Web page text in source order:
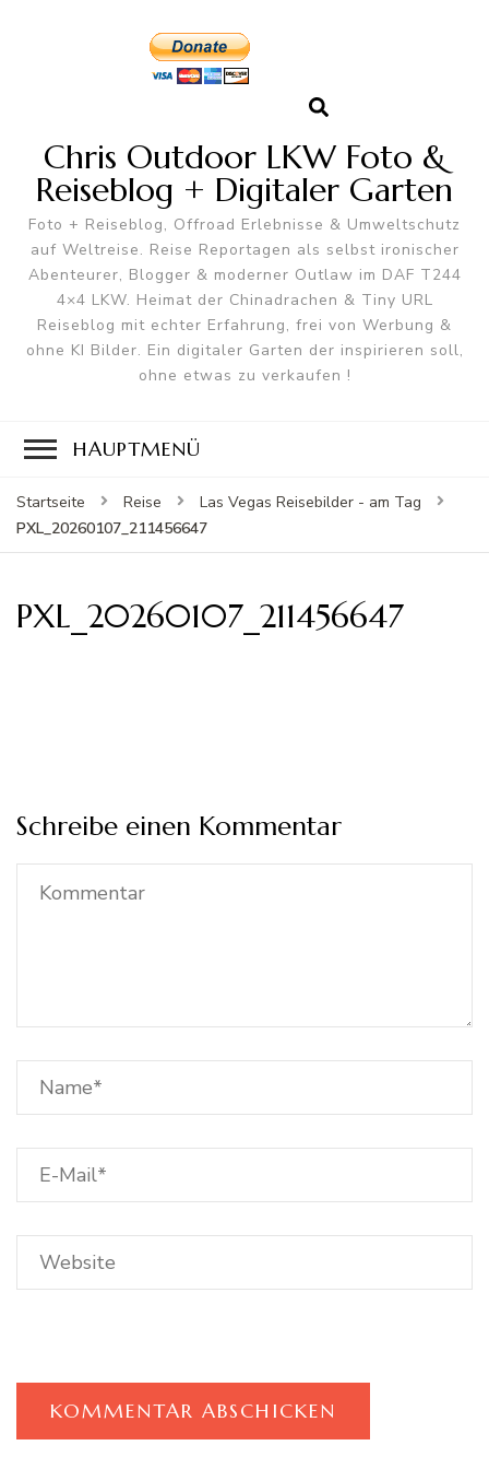
Chris Outdoor LKW Foto &
Reiseblog + Digitaler Garten
Foto + Reiseblog, Offroad Erlebnisse & Umweltschutz
auf Weltreise. Reise Reportagen als selbst ironischer
Abenteurer, Blogger & moderner Outlaw im DAF T244
4×4 LKW. Heimat der Chinadrachen & Tiny URL
Reiseblog mit echter Erfahrung, frei von Werbung &
ohne KI Bilder. Ein digitaler Garten der inspirieren soll,
ohne etwas zu verkaufen !
HAUPTMENÜ
Startseite Reise
Las Vegas Reisebilder - am Tag
PXL_20260107_211456647
PXL_20260107_211456647
Schreibe einen Kommentar